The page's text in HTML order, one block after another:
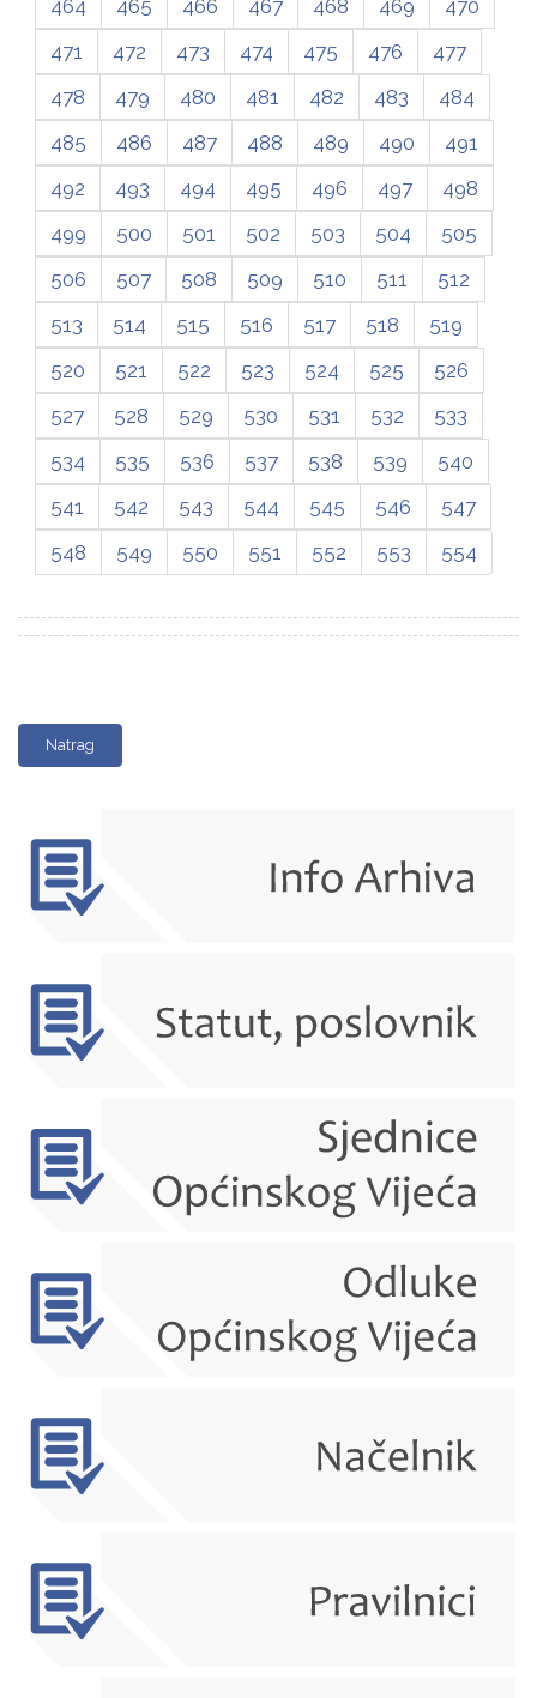
464 465 466 467 468 469
470
471
472 473 474 475 476
477
478
479 480 481 482 483
484
485
486 487 488 489 490
491
492
493 494 495 496 497
498
499
500 501 502 503 504
505
506
507 508 509 510 511
512
513
514 515 516 517 518
519
520
521 522 523 524 525
526
527
528 529 530 531 532
533
534
535 536 537 538 539
540
541
542 543 544 545 546
547
548
549 550 551 552 553 554
Natrag